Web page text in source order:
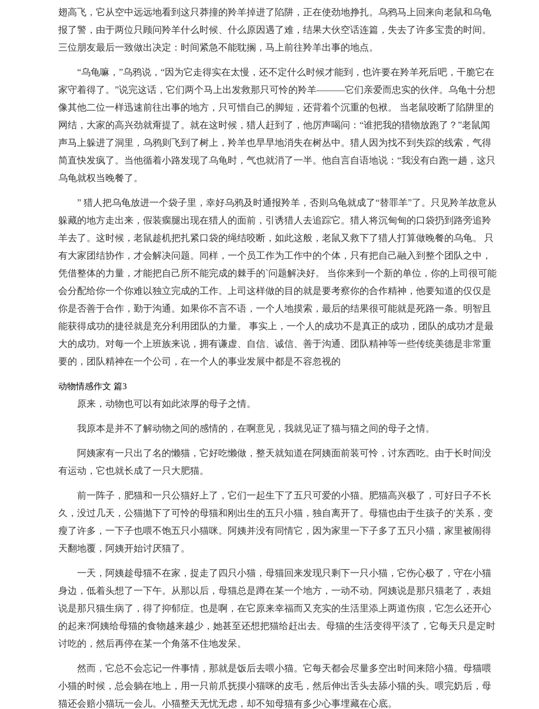
翅高飞，它从空中远远地看到这只莽撞的羚羊掉进了陷阱，正在使劲地挣扎。乌鸦马上回来向老鼠和乌龟
报了警，由于两位只顾问羚羊什么时候、什么原因遇了难，结果大伙空话连篇，失去了许多宝贵的时间。
三位朋友最后一致做出决定：时间紧急不能耽搁，马上前往羚羊出事的地点。
“乌龟嘛，”乌鸦说，“因为它走得实在太慢，还不定什么时候才能到，也许要在羚羊死后吧，干脆它在
家守着得了。”说完这话，它们两个马上出发救那只可怜的羚羊———它们亲爱而忠实的伙伴。乌龟十分想
像其他二位一样迅速前往出事的地方，只可惜自己的脚短，还背着个沉重的包袱。 当老鼠咬断了陷阱里的
网结，大家的高兴劲就甭提了。就在这时候，猎人赶到了，他厉声喝问：“谁把我的猎物放跑了？”老鼠闻
声马上躲进了洞里，乌鸦则飞到了树上，羚羊也早早地消失在树丛中。猎人因为找不到失踪的线索，气得
简直快发疯了。当他循着小路发现了乌龟时，气也就消了一半。他自言自语地说：“我没有白跑一趟，这只
乌龟就权当晚餐了。
” 猎人把乌龟放进一个袋子里，幸好乌鸦及时通报羚羊，否则乌龟就成了“替罪羊”了。只见羚羊故意从
躲藏的地方走出来，假装瘸腿出现在猎人的面前，引诱猎人去追踪它。猎人将沉甸甸的口袋扔到路旁追羚
羊去了。这时候，老鼠趁机把扎紧口袋的绳结咬断，如此这般，老鼠又救下了猎人打算做晚餐的乌龟。 只
有大家团结协作，才会解决问题。同样，一个员工作为工作中的个体，只有把自己融入到整个团队之中，
凭借整体的力量，才能把自己所不能完成的棘手的`问题解决好。 当你来到一个新的单位，你的上司很可能
会分配给你一个你难以独立完成的工作。上司这样做的目的就是要考察你的合作精神，他要知道的仅仅是
你是否善于合作，勤于沟通。如果你不言不语，一个人地摸索，最后的结果很可能就是死路一条。明智且
能获得成功的捷径就是充分利用团队的力量。 事实上，一个人的成功不是真正的成功，团队的成功才是最
大的成功。对每一个上班族来说，拥有谦虚、自信、诚信、善于沟通、团队精神等一些传统美德是非常重
要的，团队精神在一个公司，在一个人的事业发展中都是不容忽视的
动物情感作文 篇3
原来，动物也可以有如此浓厚的母子之情。
我原本是并不了解动物之间的感情的，在啊意见，我就见证了猫与猫之间的母子之情。
阿姨家有一只出了名的懒猫，它好吃懒做，整天就知道在阿姨面前装可怜，讨东西吃。由于长时间没
有运动，它也就长成了一只大肥猫。
前一阵子，肥猫和一只公猫好上了，它们一起生下了五只可爱的小猫。肥猫高兴极了，可好日子不长
久，没过几天，公猫抛下了可怜的母猫和刚出生的五只小猫，独自离开了。母猫也由于生孩子的'关系，变
瘦了许多，一下子也喂不饱五只小猫咪。阿姨并没有同情它，因为家里一下子多了五只小猫，家里被闹得
天翻地覆，阿姨开始讨厌猫了。
一天，阿姨趁母猫不在家，捉走了四只小猫，母猫回来发现只剩下一只小猫，它伤心极了，守在小猫
身边，低着头想了一下午。从那以后，母猫总是蹲在某一个地方，一动不动。阿姨说是那只猫老了，表姐
说是那只猫生病了，得了抑郁症。也是啊，在它原来幸福而又充实的生活里添上两道伤痕，它怎么还开心
的起来?阿姨给母猫的食物越来越少，她甚至还想把猫给赶出去。母猫的生活变得平淡了，它每天只是定时
讨吃的，然后再停在某一个角落不住地发呆。
然而，它总不会忘记一件事情，那就是饭后去喂小猫。它每天都会尽量多空出时间来陪小猫。母猫喂
小猫的时候，总会躺在地上，用一只前爪抚摸小猫咪的皮毛，然后伸出舌头去舔小猫的头。喂完奶后，母
猫还会赔小猫玩一会儿。小猫整天无忧无虑，却不知母猫有多少心事埋藏在心底。